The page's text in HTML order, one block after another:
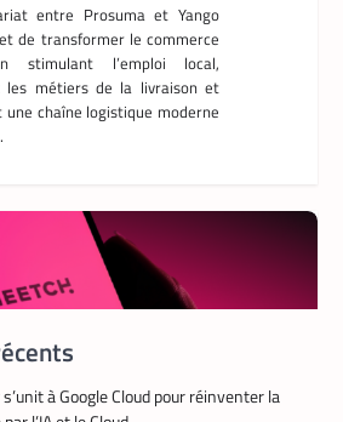
entre Prosuma et Yango
de transformer le commerce
stimulant l’emploi local,
les métiers de la livraison et
chaîne logistique moderne
à Google Cloud pour réinventer la